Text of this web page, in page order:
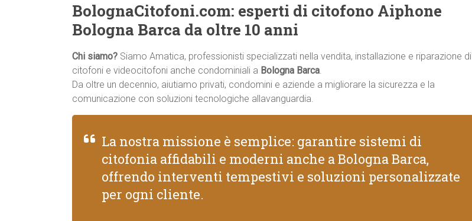
BolognaCitofoni.com: esperti di citofono Aiphone
Bologna Barca da oltre 10 anni
Chi siamo? Siamo Amatica, professionisti specializzati nella vendita, installazione e riparazione di
citofoni e videocitofoni anche condominiali a Bologna Barca.
Da oltre un decennio, aiutiamo privati, condomini e aziende a migliorare la sicurezza e la
comunicazione con soluzioni tecnologiche allavanguardia.
La nostra missione è semplice: garantire sistemi di
citofonia affidabili e moderni anche a Bologna Barca,
offrendo interventi tempestivi e soluzioni personalizzate
per ogni cliente.